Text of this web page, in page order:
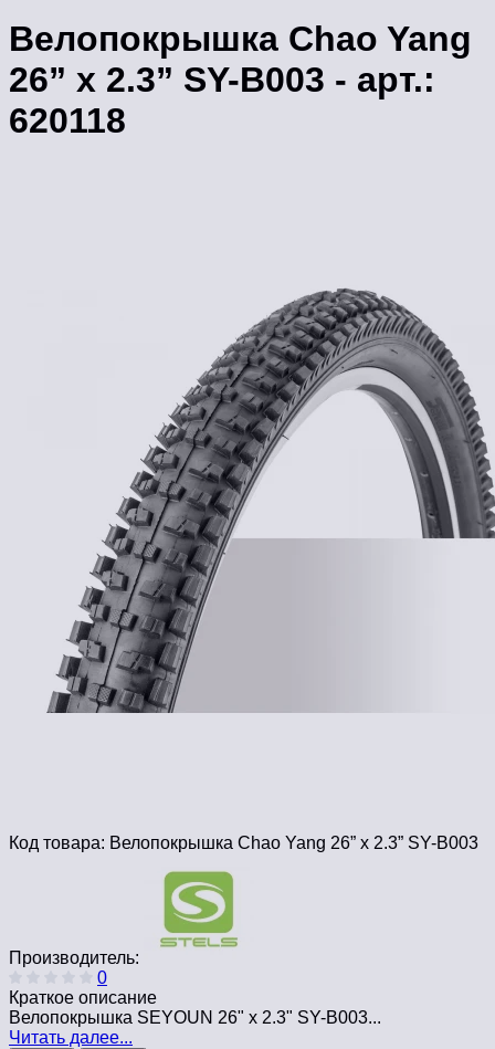
Велопокрышка Chao Yang
26” x 2.3” SY-B003 - арт.:
620118
Код товара: Велопокрышка Chao Yang 26” x 2.3” SY-B003
Производитель:
0
Краткое описание
Велопокрышка SEYOUN 26" x 2.3" SY-B003...
Читать далее...